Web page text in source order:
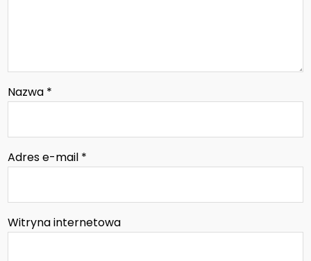
Nazwa *
Adres e-mail *
Witryna internetowa